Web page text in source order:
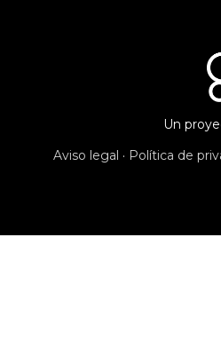
Un
Aviso legal · Política de